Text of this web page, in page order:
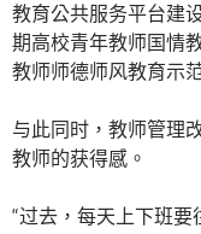
教育公共服务平台建
期高校青年教师国情
教师师德师风教育示
与此同时，教师管理
教师的获得感。
“过去，每天上下班